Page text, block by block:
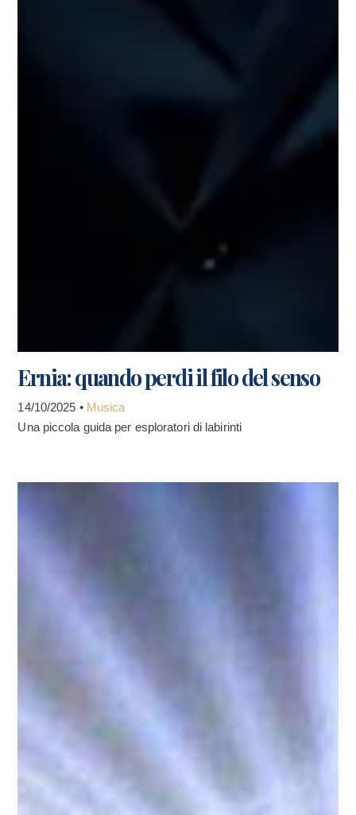
Ernia: quando perdi il filo del senso
14/10/2025 • Musica
Una piccola guida per esploratori di labirinti